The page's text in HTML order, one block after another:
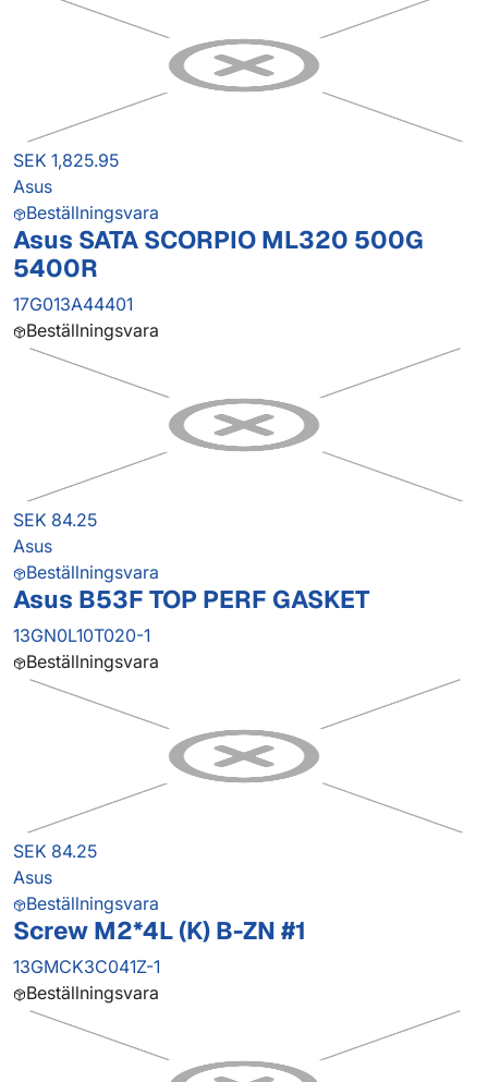
SEK 1,825.95
Asus
Beställningsvara
Asus SATA SCORPIO ML320 500G
5400R
17G013A44401
Beställningsvara
SEK 84.25
Asus
Beställningsvara
Asus B53F TOP PERF GASKET
13GN0L10T020-1
Beställningsvara
SEK 84.25
Asus
Beställningsvara
Screw M2*4L (K) B-ZN #1
13GMCK3C041Z-1
Beställningsvara